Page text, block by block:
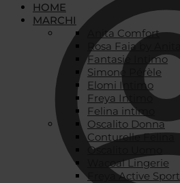
HOME
MARCHI
Anita Comfort
Rosa Faia by Anita
Fantasie Intimo
Simone Pérèle
Elomi Intimo
Freya Intimo
Felina intimo
Oscalito Donna
Conturelle Felina
Oscalito Uomo
Wacoal Lingerie
Freya Active Sport